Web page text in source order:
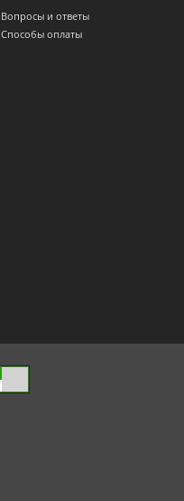
Вопросы и ответы
Способы оплаты